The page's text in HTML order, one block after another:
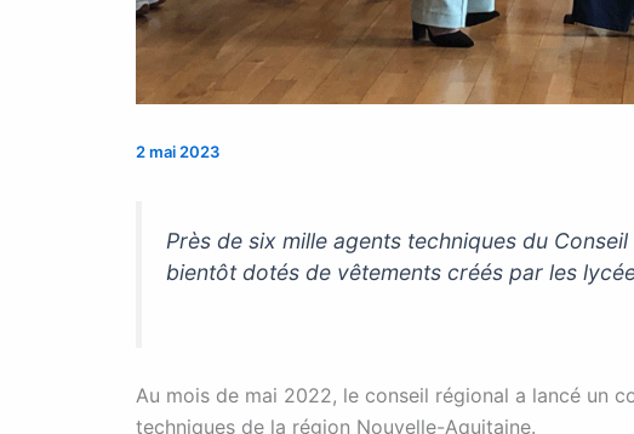
2 mai 2023
Près de six mille agents techniques du
bientôt dotés de vêtements créés par les
Au mois de mai 2022, le conseil régional a lancé un
techniques de la région Nouvelle-Aquitaine.